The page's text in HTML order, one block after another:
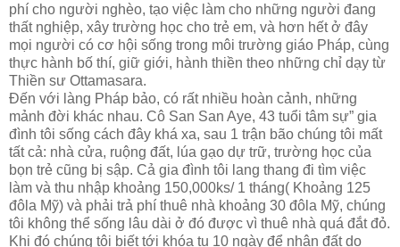
phí cho người nghèo, tạo việc làm cho những người đang
thất nghiệp, xây trường học cho trẻ em, và hơn hết ở đây
mọi người có cơ hội sống trong môi trường giáo Pháp, cùng
thực hành bố thí, giữ giới, hành thiền theo những chỉ dạy từ
Thiền sư Ottamasara.
Đến với làng Pháp bảo, có rất nhiều hoàn cảnh, những
mảnh đời khác nhau. Cô San San Aye, 43 tuổi tâm sự” gia
đình tôi sống cách đây khá xa, sau 1 trận bão chúng tôi mất
tất cả: nhà cửa, ruộng đất, lúa gạo dự trữ, trường học của
bọn trẻ cũng bị sập. Cả gia đình tôi lang thang đi tìm việc
làm và thu nhập khoảng 150,000ks/ 1 tháng( Khoảng 125
đôla Mỹ) và phải trả phí thuê nhà khoảng 30 đôla Mỹ, chúng
tôi không thể sống lâu dài ở đó được vì thuê nhà quá đắt đỏ.
Khi đó chúng tôi biết tới khóa tu 10 ngày để nhận đất do